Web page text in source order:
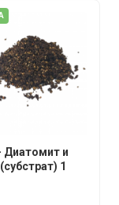
Диатомит и
1